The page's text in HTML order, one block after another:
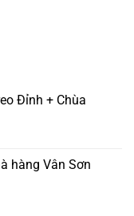
Đỉnh + Chùa
hàng Vân Sơn